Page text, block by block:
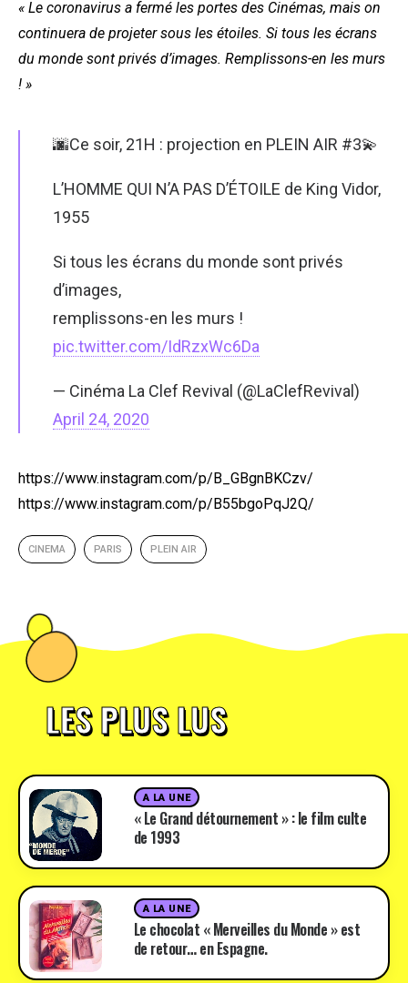
« Le coronavirus a fermé les portes des Cinémas, mais on
continuera de projeter sous les étoiles. Si tous les écrans
du monde sont privés d’images. Remplissons-en les murs
! »
🌆Ce soir, 21H : projection en PLEIN AIR #3💫
L’HOMME QUI N’A PAS D’ÉTOILE de King Vidor,
1955
Si tous les écrans du monde sont privés
d’images,
remplissons-en les murs !
pic.twitter.com/IdRzxWc6Da
— Cinéma La Clef Revival (@LaClefRevival)
April 24, 2020
https://www.instagram.com/p/B_GBgnBKCzv/
https://www.instagram.com/p/B55bgoPqJ2Q/
CINEMA PARIS PLEIN AIR
LES PLUS LUS
A LA UNE
« Le Grand détournement » : le film culte
de 1993
A LA UNE
Le chocolat « Merveilles du Monde » est
de retour… en Espagne.